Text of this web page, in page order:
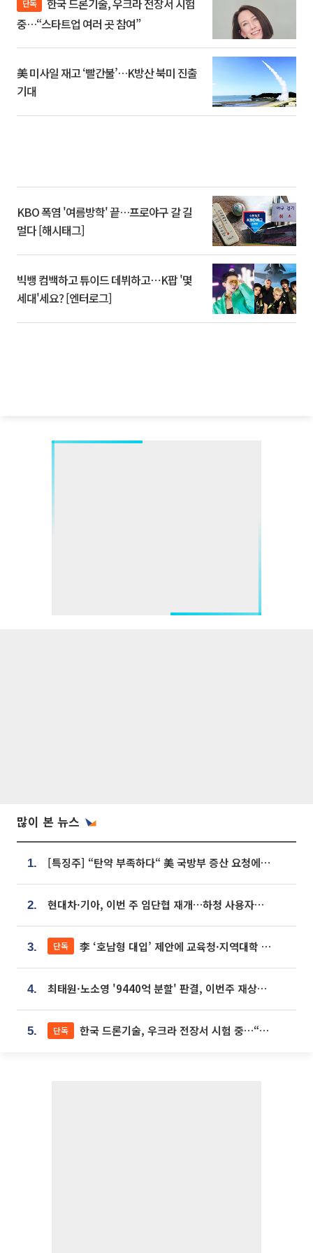
단독
중…“스타트업 여러 곳 참여”
美 미사일 재고 ‘빨간불’…K방산 북미 진출
기대
KBO 폭염 '여름방학' 끝…프로야구 갈 길
멀다 [해시태그]
빅뱅 컴백하고 튜이드 데뷔하고⋯K팝 '몇
세대'세요? [엔터로그]
많이 본 뉴스
1. [특징주] “탄약 부족하다“ 美 국방부 증산 요청에⋯국내 방산주 급등세
2. 현대차·기아, 이번 주 임단협 재개…하청 사용자성 재심도 ‘변수’
3. 단독 李 ‘호남형 대입’ 제안에 교육청·지역대학 서·논술형 입시 연계 '착수'
4. 최태원·노소영 '9440억 분할' 판결, 이번주 재상고 여부 주목
5. 단독 한국 드론기술, 우크라 전장서 시험 중…“스타트업 여러 곳 참여”